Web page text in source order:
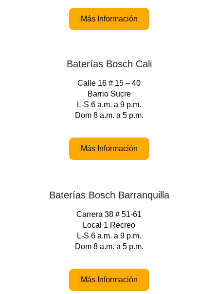
Más Información
Baterías Bosch Cali
Calle 16 # 15 – 40
Barrio Sucre
L-S 6 a.m. a 9 p.m.
Dom 8 a.m. a 5 p.m.
Más Información
Baterías Bosch Barranquilla
Carrera 38 # 51-61
Local 1 Recreo
L-S 6 a.m. a 9 p.m.
Dom 8 a.m. a 5 p.m.
Más Información